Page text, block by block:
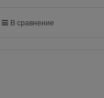
В сравнение